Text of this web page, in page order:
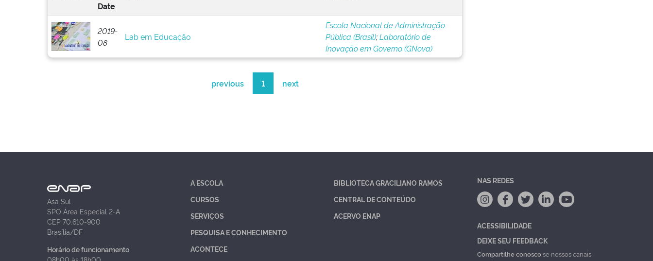
Date
2019-
08
Lab em Educação
Escola Nacional de Administração
Pública (Brasil);Laboratório de
Inovação em Governo (GNova)
previous 1 next
Asa Sul
SPO Área Especial 2-A
CEP 70.610-900
Brasília/DF
Horário de funcionamento
A ESCOLA
CURSOS
SERVIÇOS
PESQUISA E CONHECIMENTO
ACONTECE
BIBLIOTECA GRACILIANO RAMOS
CENTRAL DE CONTEÚDO
ACERVO ENAP
NAS REDES
ACESSIBILIDADE
DEIXE SEU FEEDBACK
Compartilhe conoscose nossos canais